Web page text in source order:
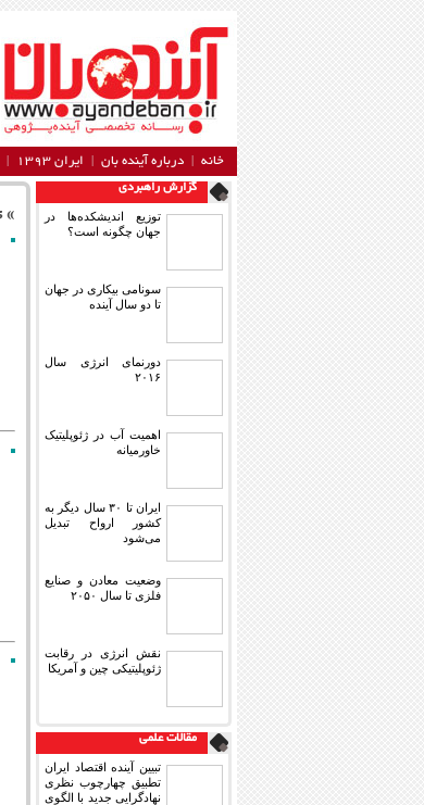
خانه درباره آینده‌ بان ایران ۱۳۹۳
گزارش راهبردی
توزیع اندیشکده‌ها در
جهان چگونه است؟
سونامی بیکاری در جهان
تا دو سال آینده
دورنمای انرژی سال
۲۰۱۶
اهمیت آب در ژئوپلیتیک
خاورمیانه
ایران تا ۳۰ سال دیگر به
کشور ارواح تبدیل
می‌شود
وضعیت معادن و صنایع
فلزی تا سال ۲۰۵۰
نقش انرژی در رقابت
ژئوپلیتیکی چین و آمریکا
مقالات علمی
تبیین آینده اقتصاد ایران
تطبیق چهارچوب نظری
نهادگرایی جدید با الگوی
» 1395